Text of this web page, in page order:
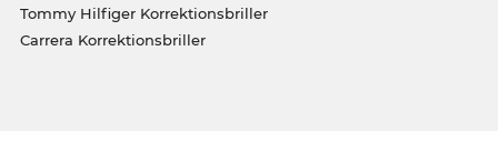
Tommy Hilfiger Korrektionsbriller
Carrera Korrektionsbriller